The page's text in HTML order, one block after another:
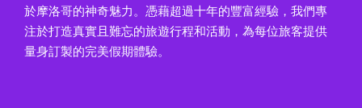
於摩洛哥的神奇魅力。憑藉超過十年的豐富經驗，我們專
注於打造真實且難忘的旅遊行程和活動，為每位旅客提供
量身訂製的完美假期體驗。